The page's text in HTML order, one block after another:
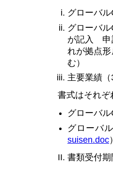
グローバ
グローバ
が記入 申
れが拠点
む）
主要業績
書式はそれぞ
グローバ
グローバ
suisen.doc
II. 書類受付期